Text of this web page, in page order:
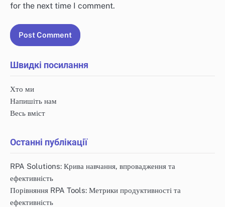
for the next time I comment.
Швидкі посилання
Хто ми
Напишіть нам
Весь вміст
Останні публікації
RPA Solutions: Крива навчання, впровадження та
ефективність
Порівняння RPA Tools: Метрики продуктивності та
ефективність